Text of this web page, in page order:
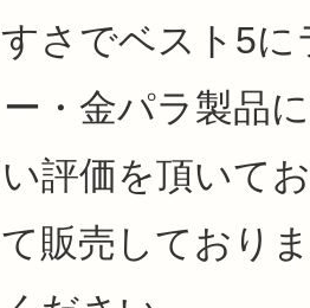
さでベスト5
・金パラ製品
評価を頂いて
販売しており